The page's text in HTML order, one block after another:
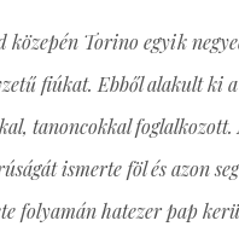
közepén Torino egyik
fiúkat. Ebből alakult ki
tanoncokkal
ismerte föl és azon
folyamán hatezer pap